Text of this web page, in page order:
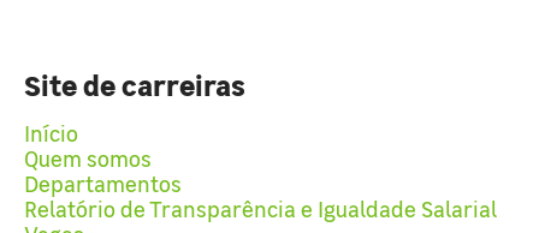
Site de carreiras
Início
Quem somos
Departamentos
Relatório de Transparência e Igualdade Salarial